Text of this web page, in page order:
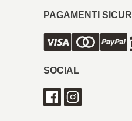
PAGAMENTI SICURI
SOCIAL